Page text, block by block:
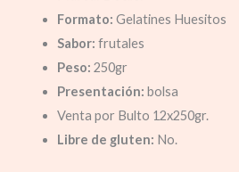
Formato: Gelatines Huesitos
Sabor: frutales
Peso: 250gr
Presentación: bolsa
Venta por Bulto 12x250gr.
Libre de gluten: No.